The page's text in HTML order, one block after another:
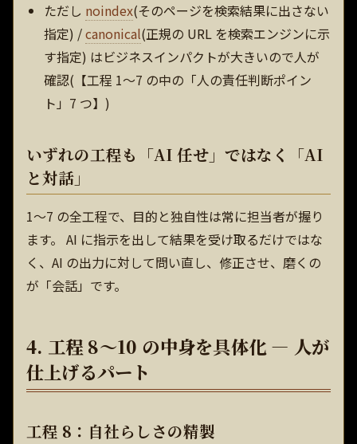
ただし noindex(そのページを検索結果に出さない
指定) /canonical(正規の URL を検索エンジンに示
す指定) はビジネスインパクトが大きいので人が
確認(【工程 1〜7 の中の「人の責任判断ポイン
ト」7 つ】)
いずれの工程も「AI 任せ」ではなく「AI
と対話」
1〜7 の全工程で、目的と独自性は常に担当者が握り
ます。 AI に指示を出して結果を受け取るだけではな
く、AI の出力に対して問い直し、修正させ、磨くの
が「会話」です。
4. 工程 8〜10 の中身を具体化 — 人が
仕上げるパート
工程 8：自社らしさの精製